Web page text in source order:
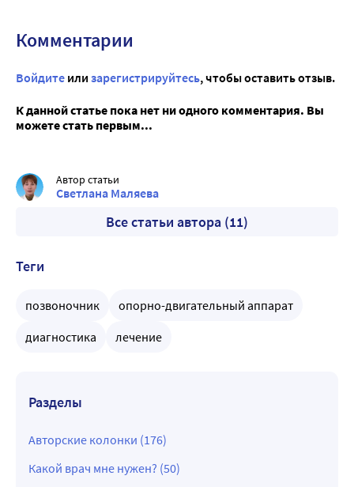
Комментарии
Войдите или зарегистрируйтесь, чтобы оставить отзыв.
К данной статье пока нет ни одного комментария. Вы
можете стать первым...
Автор статьи
Светлана Маляева
Все статьи автора (11)
Теги
позвоночник
опорно-двигательный аппарат
диагностика
лечение
Разделы
Авторские колонки (176)
Какой врач мне нужен? (50)